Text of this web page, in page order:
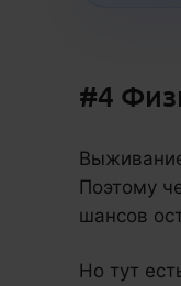
#4
Поэтому
шансов
Но тут